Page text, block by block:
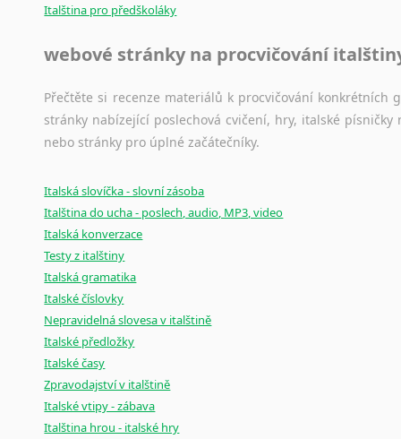
Italština pro předškoláky
webové stránky na procvičování
Přečtěte si recenze materiálů k procvičování
stránky nabízející poslechová cvičení, hry, italské
nebo stránky pro úplné začátečníky.
Italská slovíčka - slovní zásoba
Italština do ucha - poslech, audio, MP3, video
Italská konverzace
Testy z italštiny
Italská gramatika
Italské číslovky
Nepravidelná slovesa v italštině
Italské předložky
Italské časy
Zpravodajství v italštině
Italské vtipy - zábava
Italština hrou - italské hry